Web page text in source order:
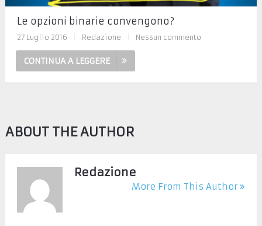
Le opzioni binarie convengono?
27 Luglio 2016 Redazione Nessun commento
CONTINUA A LEGGERE
ABOUT THE AUTHOR
Redazione
More From This Author